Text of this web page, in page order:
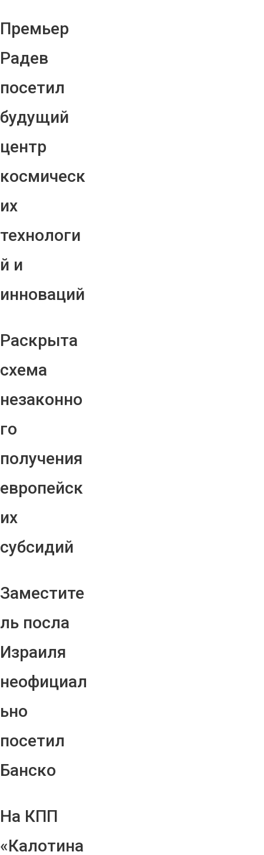
Премьер
Радев
посетил
будущий
центр
космическ
их
технологи
й и
инноваций
Раскрыта
схема
незаконно
го
получения
европейск
их
субсидий
Заместите
ль посла
Израиля
неофициал
ьно
посетил
Банско
На КПП
«Калотина